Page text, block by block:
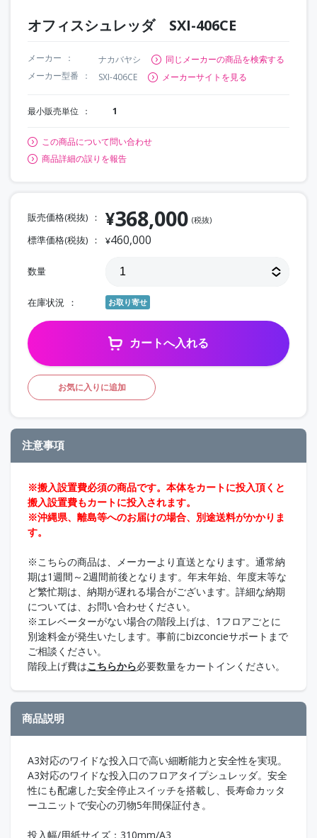
オフィスシュレッダ SXI-406CE
メーカー ナカバヤシ
同じメーカーの商品を検索する
メーカー型番
SXI-406CE メーカーサイトを見る
最小販売単位 1
この商品について問い合わせ
商品詳細の誤りを報告
販売価格(税抜) ¥368,000 (税抜)
標準価格(税抜) ¥460,000
数量
在庫状況 お取り寄せ
カートへ入れる
お気に入りに追加
注意事項
※搬入設置費必須の商品です。本体をカートに投入頂くと
搬入設置費もカートに投入されます。
※沖縄県、離島等へのお届けの場合、別途送料がかかりま
す。
※こちらの商品は、メーカーより直送となります。通常納
期は1週間～2週間前後となります。年末年始、年度末等な
ど繁忙期は、納期が遅れる場合がございます。詳細な納期
については、お問い合わせください。
※エレベーターがない場合の階段上げは、1フロアごとに
別途料金が発生いたします。事前にbizconcieサポートまで
ご相談ください。
階段上げ費はこちらから必要数量をカートインください。
商品説明
A3対応のワイドな投入口で高い細断能力と安全性を実現。
A3対応のワイドな投入口のフロアタイプシュレッダ。安全
性にも配慮した安全停止スイッチを搭載し、長寿命カッタ
ーユニットで安心の刃物5年間保証付き。
投入幅/用紙サイズ：310mm/A3